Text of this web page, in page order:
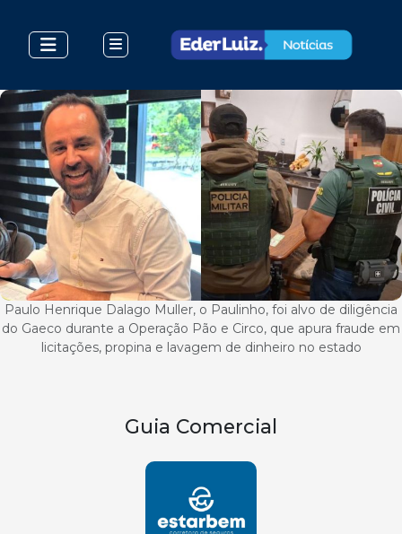
Paulo Henrique Dalago Muller, o Paulinho, foi alvo de diligência
do Gaeco durante a Operação Pão e Circo, que apura fraude em
licitações, propina e lavagem de dinheiro no estado
Guia Comercial